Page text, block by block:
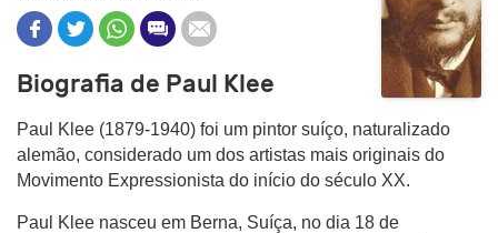
Biografia de Paul Klee
Paul Klee (1879-1940) foi um pintor suíço, naturalizado
alemão, considerado um dos artistas mais originais do
Movimento Expressionista do início do século XX.
Paul Klee nasceu em Berna, Suíça, no dia 18 de